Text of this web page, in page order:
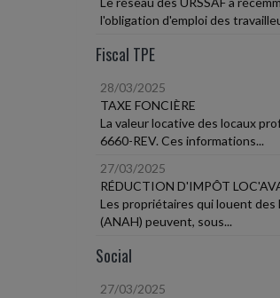
l'obligation d'emploi des
Fiscal TPE
28/03/2025
TAXE FONCIÈRE
La valeur locative des locaux
6660-REV. Ces informations...
27/03/2025
RÉDUCTION D'IMPÔT
Les propriétaires qui louent
(ANAH) peuvent, sous...
Social
27/03/2025